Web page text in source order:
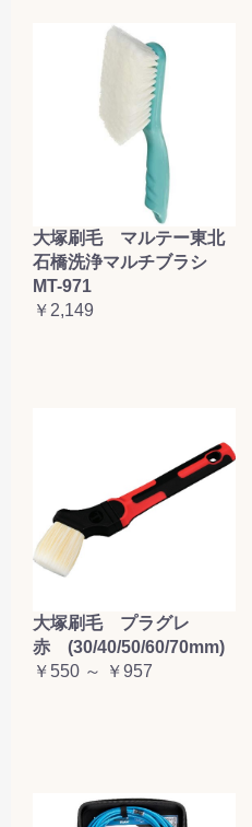
大塚刷毛 マルテー東北
石橋洗浄マルチブラシ
MT-971
￥2,149
大塚刷毛 プラグレ
赤 (30/40/50/60/70mm)
￥550 ～ ￥957